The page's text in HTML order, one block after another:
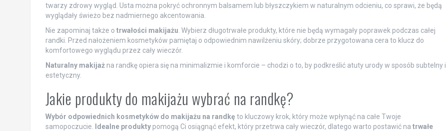
twarzy zdrowy wygląd. Usta można pokryć ochronnym balsamem lub błyszczykiem w naturalnym odcieniu, co sprawi, że będą
wyglądały świeżo bez nadmiernego akcentowania.
Nie zapominaj także o trwałości makijażu . Wybierz długotrwałe produkty, które nie będą wymagały poprawek podczas całej
randki. Przed nałożeniem kosmetyków pamiętaj o odpowiednim nawilżeniu skóry; dobrze przygotowana cera to klucz do
komfortowego wyglądu przez cały wieczór.
Naturalny makijażna randkę opiera się na minimalizmie i komforcie – chodzi o to, by podkreślić atuty urody w sposób subtelny i
estetyczny.
Jakie produkty do makijażu wybrać na randkę?
Wybór odpowiednich kosmetyków do makijażu na randkę to kluczowy krok, który może wpłynąć na całe Twoje
samopoczucie. Idealne produktypomogą Ci osiągnąć efekt, który przetrwa cały wieczór, dlatego warto postawić na trwałe